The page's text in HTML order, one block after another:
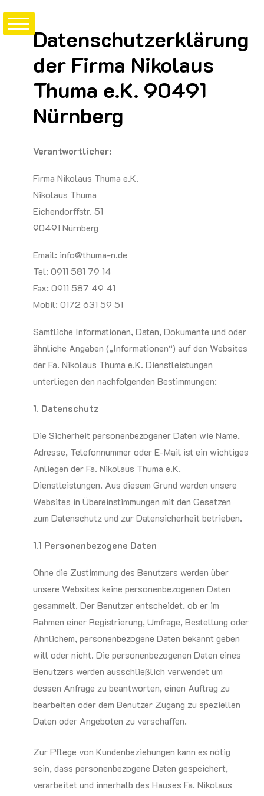
Inhalt
Datenschutzerklärung
der Firma Nikolaus
Thuma e.K. 90491
Nürnberg
Verantwortlicher:
Firma Nikolaus Thuma e.K.
Nikolaus Thuma
Eichendorffstr. 51
90491 Nürnberg
Email: info@thuma-n.de
Tel: 0911 581 79 14
Fax: 0911 587 49 41
Mobil: 0172 631 59 51
Sämtliche Informationen, Daten, Dokumente und oder
ähnliche Angaben („Informationen“) auf den Websites
der Fa. Nikolaus Thuma e.K. Dienstleistungen
unterliegen den nachfolgenden Bestimmungen:
1. Datenschutz
Die Sicherheit personenbezogener Daten wie Name,
Adresse, Telefonnummer oder E-Mail ist ein wichtiges
Anliegen der Fa. Nikolaus Thuma e.K.
Dienstleistungen. Aus diesem Grund werden unsere
Websites in Übereinstimmungen mit den Gesetzen
zum Datenschutz und zur Datensicherheit betrieben.
1.1 Personenbezogene Daten
Ohne die Zustimmung des Benutzers werden über
unsere Websites keine personenbezogenen Daten
gesammelt. Der Benutzer entscheidet, ob er im
Rahmen einer Registrierung, Umfrage, Bestellung oder
Ähnlichem, personenbezogene Daten bekannt geben
will oder nicht. Die personenbezogenen Daten eines
Benutzers werden ausschließlich verwendet um
dessen Anfrage zu beantworten, einen Auftrag zu
bearbeiten oder dem Benutzer Zugang zu speziellen
Daten oder Angeboten zu verschaffen.
Zur Pflege von Kundenbeziehungen kann es nötig
sein, dass personenbezogene Daten gespeichert,
verarbeitet und innerhalb des Hauses Fa. Nikolaus